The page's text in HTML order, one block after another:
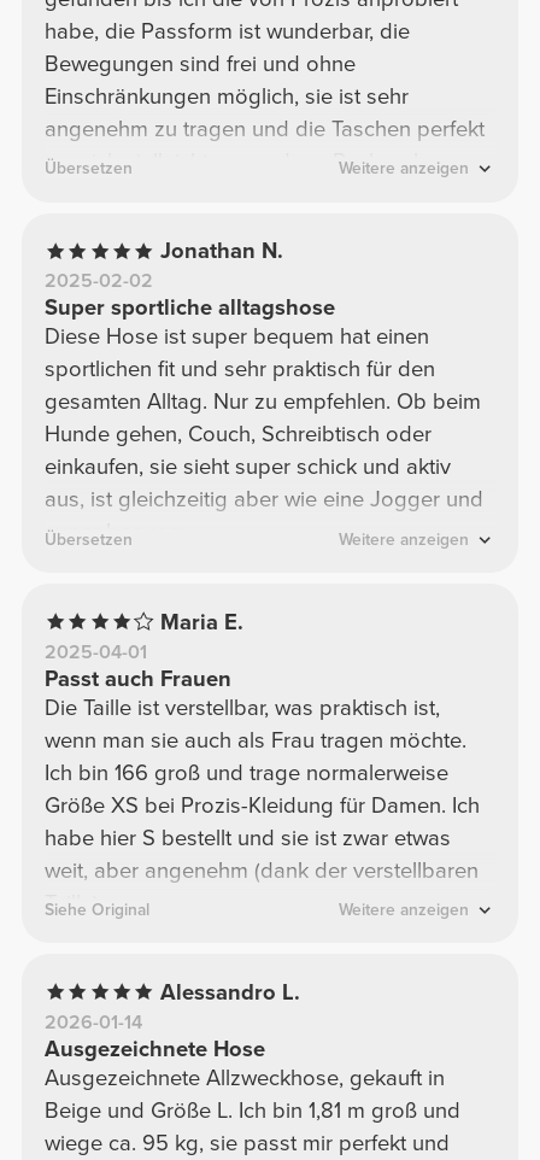
habe, die Passform ist wunderbar, die
Bewegungen sind frei und ohne
Einschränkungen möglich, sie ist sehr
angenehm zu tragen und die Taschen perfekt
um sich vielleicht sogar denn Rucksack zu
wenn Mann schick sein will ist diese Hose ein
must have !
Übersetzen Weitere anzeigen
Jonathan N.
2025-02-02
Super sportliche alltagshose
Diese Hose ist super bequem hat einen
sportlichen fit und sehr praktisch für den
gesamten Alltag. Nur zu empfehlen. Ob beim
Hunde gehen, Couch, Schreibtisch oder
einkaufen, sie sieht super schick und aktiv
aus, ist gleichzeitig aber wie eine Jogger und
super bequem.
Übersetzen Weitere anzeigen
Maria E.
2025-04-01
Passt auch Frauen
Die Taille ist verstellbar, was praktisch ist,
wenn man sie auch als Frau tragen möchte.
Ich bin 166 groß und trage normalerweise
Größe XS bei Prozis-Kleidung für Damen. Ich
habe hier S bestellt und sie ist zwar etwas
weit, aber angenehm (dank der verstellbaren
Taille).
Siehe Original Weitere anzeigen
Alessandro L.
2026-01-14
Ausgezeichnete Hose
Ausgezeichnete Allzweckhose, gekauft in
Beige und Größe L. Ich bin 1,81 m groß und
wiege ca. 95 kg, sie passt mir perfekt und